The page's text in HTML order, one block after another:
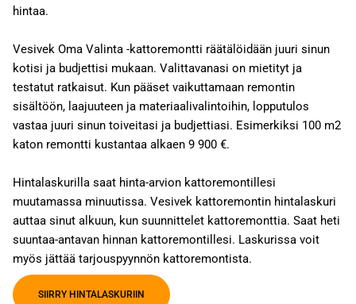
hintaa.
Vesivek Oma Valinta -kattoremontti räätälöidään juuri sinun
kotisi ja budjettisi mukaan. Valittavanasi on mietityt ja
testatut ratkaisut. Kun pääset vaikuttamaan remontin
sisältöön, laajuuteen ja materiaalivalintoihin, lopputulos
vastaa juuri sinun toiveitasi ja budjettiasi. Esimerkiksi 100 m2
katon remontti kustantaa alkaen 9 900 €.
Hintalaskurilla saat hinta-arvion kattoremontillesi
muutamassa minuutissa. Vesivek kattoremontin hintalaskuri
auttaa sinut alkuun, kun suunnittelet kattoremonttia. Saat heti
suuntaa-antavan hinnan kattoremontillesi. Laskurissa voit
myös jättää tarjouspyynnön kattoremontista.
SIIRRY HINTALASKURIIN